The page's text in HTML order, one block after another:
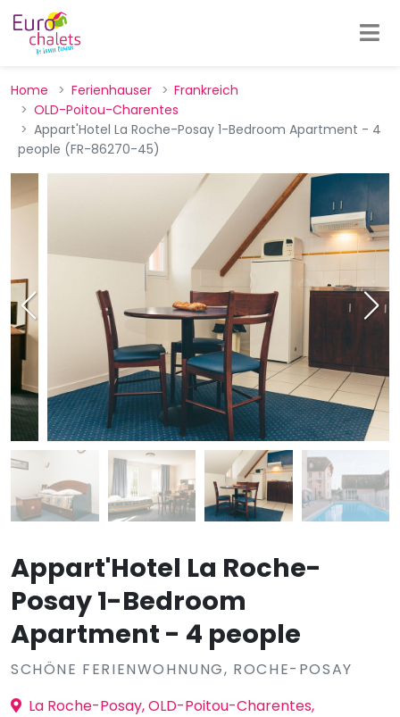
Home Ferienhauser
Frankreich
OLD-Poitou-Charentes
Appart'Hotel La Roche-Posay 1-Bedroom Apartment - 4
people (FR-86270-45)
Appart'Hotel La Roche-
Posay 1-Bedroom
Apartment - 4 people
SCHÖNE FERIENWOHNUNG, ROCHE-POSAY
La Roche-Posay, OLD-Poitou-Charentes,